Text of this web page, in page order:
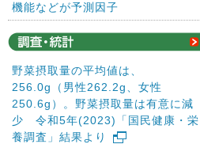
機能などが予測因子
野菜摂取量の平均値は、
256.0g（男性262.2g、女性
250.6g）。野菜摂取量は有意に減
少 令和5年(2023)「国民健康・栄
養調査」結果より